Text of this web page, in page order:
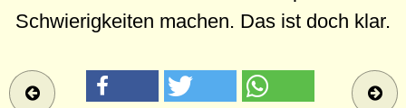
Schwierigkeiten machen. Das ist doch klar.